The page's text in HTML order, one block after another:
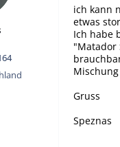
Reputation
ich kann
etwas
Ich habe
"Matador
Gruss
Speznas